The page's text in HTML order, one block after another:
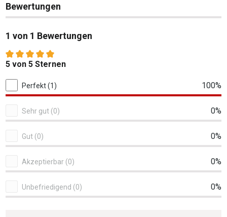
Bewertungen
1 von 1 Bewertungen
Durchschnittliche Bewertung von 5 von 5 Sternen
5 von 5 Sternen
1 von 1 Bewertungen
Perfekt (1) 100%
Sehr gut (0) 0%
Gut (0) 0%
Akzeptierbar (0) 0%
Unbefriedigend (0) 0%